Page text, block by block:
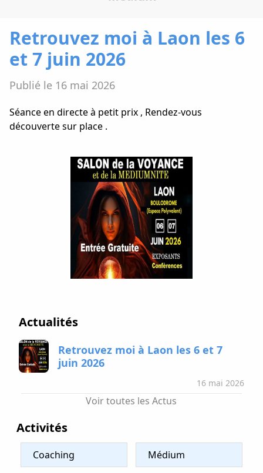
Retrouvez moi à Laon les 6
et 7 juin 2026
Publié le 16 mai 2026
Séance en directe à petit prix , Rendez-vous
découverte sur place .
Actualités
Retrouvez moi à Laon les 6 et 7
juin 2026
16 mai 2026
Voir toutes les Actus
Activités
Coaching Médium